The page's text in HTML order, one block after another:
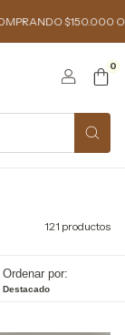
MÁS - 3 Y 6 CUOTAS
0
121 productos
Ordenar por:
Destacado